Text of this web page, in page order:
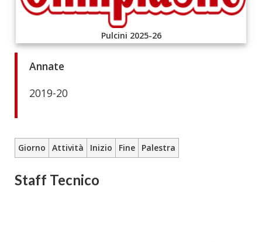
Pulcini 2025-26
Annate
2019-20
Giorno Attività Inizio Fine Palestra
Staff Tecnico